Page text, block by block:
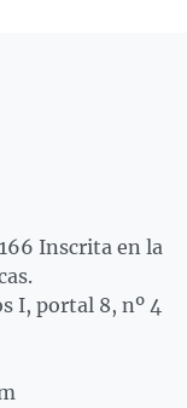
Inscrita en la
I, portal 8, nº 4